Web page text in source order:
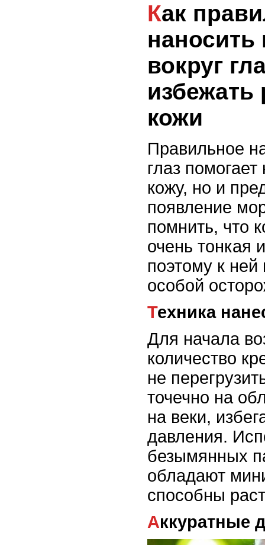
Как правильно
вокруг
избежать
кожи
Правильное
глаз
кожу, но и
появление
помнить, что
очень тонкая
поэтому к
особой
Техника
Для начала
количество
не
точечно на
на веки,
давления.
безымянных
обладают
способны
Аккуратные